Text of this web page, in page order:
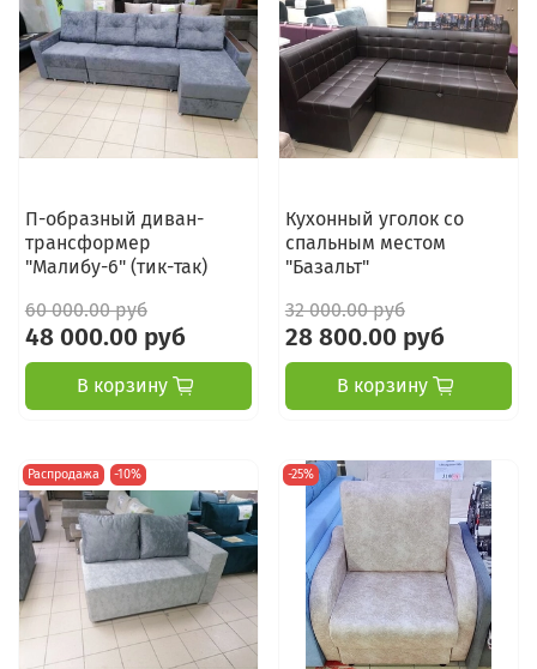
П-образный диван-
трансформер
"Малибу-6" (тик-так)
60 000.00 руб
48 000.00 руб
В корзину
Кухонный уголок со
спальным местом
"Базальт"
32 000.00 руб
28 800.00 руб
В корзину
Распродажа -10% -25%